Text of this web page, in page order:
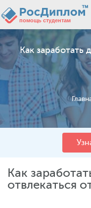
Как заработать
Как
отвлекаться